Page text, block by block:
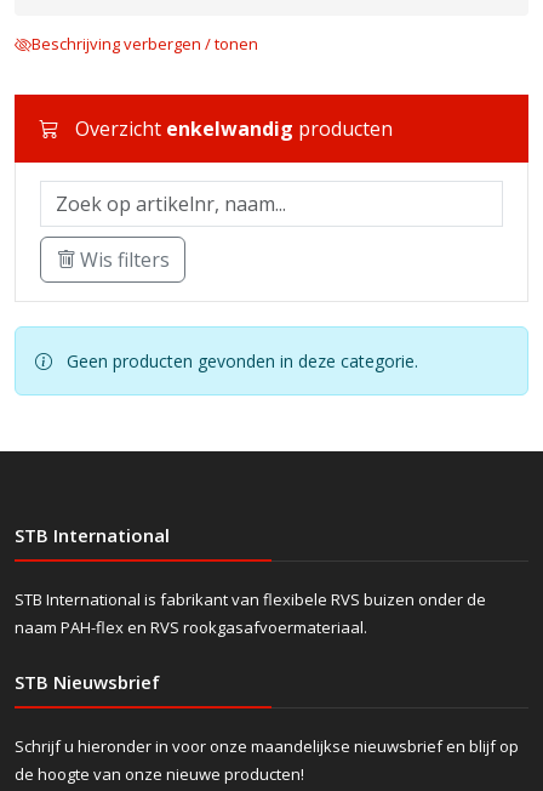
Beschrijving verbergen / tonen
Overzicht enkelwandig producten
Wis filters
Geen producten gevonden in deze categorie.
STB International
STB International is fabrikant van flexibele RVS buizen onder de
naam PAH-flex en RVS rookgasafvoermateriaal.
STB Nieuwsbrief
Schrijf u hieronder in voor onze maandelijkse nieuwsbrief en blijf op
de hoogte van onze nieuwe producten!